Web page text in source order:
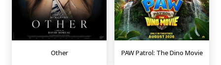
Other PAW Patrol: The Dino Movie